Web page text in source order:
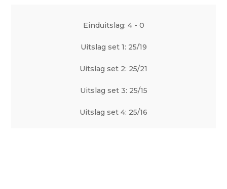
Einduitslag: 4 - 0
Uitslag set 1: 25/19
Uitslag set 2: 25/21
Uitslag set 3: 25/15
Uitslag set 4: 25/16